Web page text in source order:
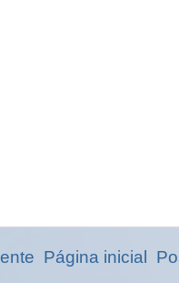
Página inicial